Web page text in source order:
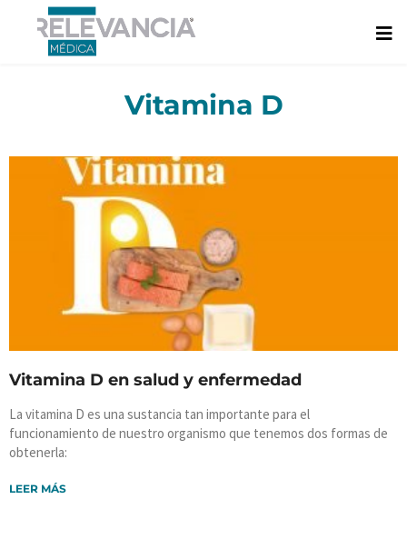
contenido
Vitamina D
Vitamina D en salud y enfermedad
La vitamina D es una sustancia tan importante para el
funcionamiento de nuestro organismo que tenemos dos formas de
obtenerla:
LEER MÁS